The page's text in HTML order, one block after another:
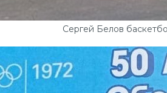
Сергей Белов